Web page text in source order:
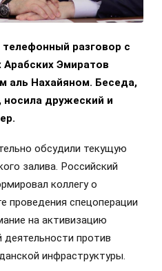
разговор с
Эмиратов
аль Нахайяном. Беседа,
дружеский и
обсудили текущую
залива. Российский
коллегу о
проведения спецоперации
на активизацию
деятельности против
инфраструктуры.